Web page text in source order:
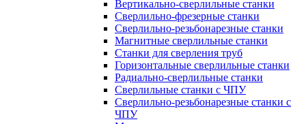
Вертикально-сверлильные станки
Сверлильно-фрезерные станки
Сверлильно-резьбонарезные станки
Магнитные сверлильные станки
Станки для сверления труб
Горизонтальные сверлильные станки
Радиально-сверлильные станки
Сверлильные станки с ЧПУ
Сверлильно-резьбонарезные станки с
ЧПУ